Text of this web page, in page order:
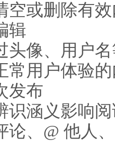
空或删除有
辑
头像、用户
常用户体验
发布
识涵义影响
论、@ 他人